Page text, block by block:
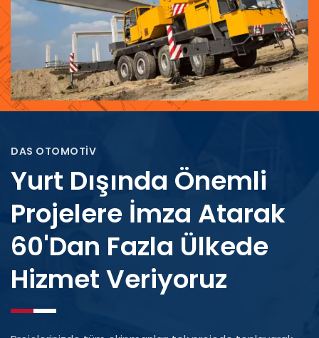
DAS OTOMOTİV
Yurt Dışında Önemli
Projelere İmza Atarak
60'dan Fazla Ülkede
Hizmet Veriyoruz